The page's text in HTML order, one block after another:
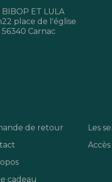
BIBOP ET LULA
22 place de l'église
56340 Carnac
de retour
cadeau
Les